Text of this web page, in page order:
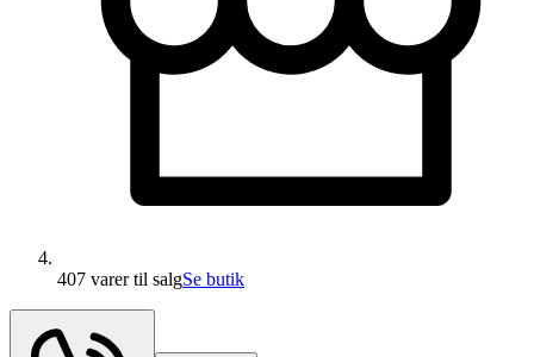
407 varertil salgSe butik